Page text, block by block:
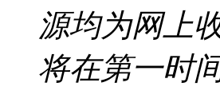
源均为网上
将在第一时